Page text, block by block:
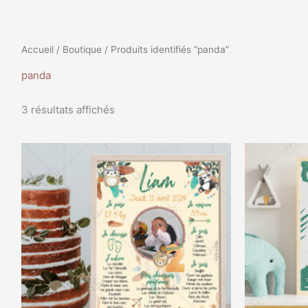
Accueil/ Boutique/ Produits identifiés “panda”
panda
3 résultats affichés
de
prix :
9,99€
à
35,99€
produit
a
plusieurs
variations.
Les
options
peuvent
être
choisies